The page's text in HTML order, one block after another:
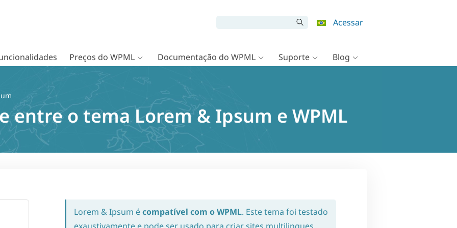
Acessar
Preços do WPML Documentação do WPML Suporte Blog
entre o tema Lorem & Ipsum e WPML
Lorem & Ipsum écompatível com o WPML. Este tema foi testado